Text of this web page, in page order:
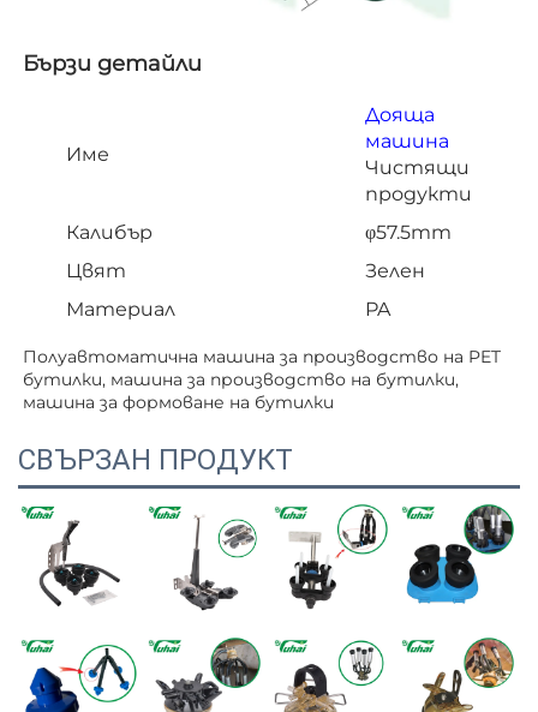
Бързи детайли
Име
Дояща
машина
Чистящи
продукти
Калибър
φ57.5mm
Цвят
Зелен
Материал
PA
Полуавтоматична машина за производство на PET
бутилки, машина за производство на бутилки,
машина за формоване на бутилки
СВЪРЗАН ПРОДУКТ